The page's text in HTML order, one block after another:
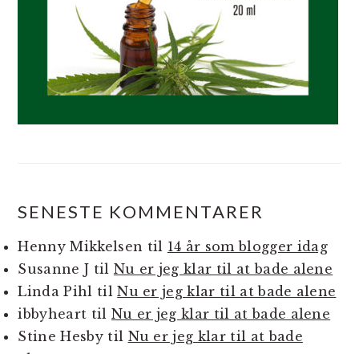
SENESTE KOMMENTARER
Henny Mikkelsen til 14 år som blogger idag
Susanne J til Nu er jeg klar til at bade alene
Linda Pihl tilNu er jeg klar til at bade alene
ibbyheart til Nu er jeg klar til at bade alene
Stine Hesbytil Nu er jeg klar til at bade